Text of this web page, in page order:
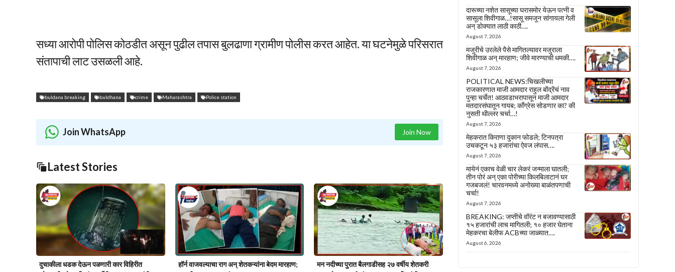
सध्या आरोपी पोलिस कोठडीत असून पुढील तपास बुलढाणा ग्रामीण पोलीस करत आहेत. या घटनेमुळे परिसरात
संतापाची लाट उसळली आहे.
buldana breaking buldhana crime Maharashtra Police station
Join WhatsApp Join Now
Latest Stories
दुचाकीला धडक देऊन पळणारी कार विहिरीत
हॉर्न वाजवल्याचा राग अन् शेतकऱ्यांना बेदम मारहाण;
मन नदीच्या पुरात बैलगाडीसह २७ वर्षीय शेतकरी
दारूच्या नशेत सासूच्या घरासमोर येऊन पत्नी व
सासूला शिवीगाळ…!सासू समजून सांगायला गेली
अन् डोक्यात लाठी काठी….
August 7, 2026
मजुरीचे उरलेले पैसे मागितल्यावर मजुराला
शिवीगाळ अन् मारहाण; जीवे मारण्याची धमकी….
August 7, 2026
POLITICAL NEWS:चिखलीच्या
राजकारणात माजी आमदार राहुल बोंद्रेंचं नाव
पुन्हा चर्चेत! आठवडाभरापासून माजी आमदार
मतदारसंघातून गायब; काँग्रेस सोडणार का? की
नुसती थील्लर चर्चा…!
August 7, 2026
मेहकरात किराणा दुकान फोडले; टिनपत्रा
उचकटून ५३ हजारांचा ऐवज लंपास….
August 7, 2026
मायेनं एकाच वेळी चार लेकरं जन्माला घातली;
तीन पोरं अन् एका पोरीच्या किलबिलाटानं घर
गजबजलं! चारवनमध्ये अनोख्या बाळंतपणाची
चर्चा!
August 7, 2026
BREAKING: जप्तीचे वॉरंट न बजावण्यासाठी
१५ हजारांची लाच मागितली; १० हजार घेताना
मेहकरचा बेलीफ ACBच्या जाळ्यात….
August 6, 2026